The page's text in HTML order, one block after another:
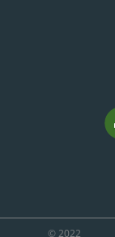
© 2022